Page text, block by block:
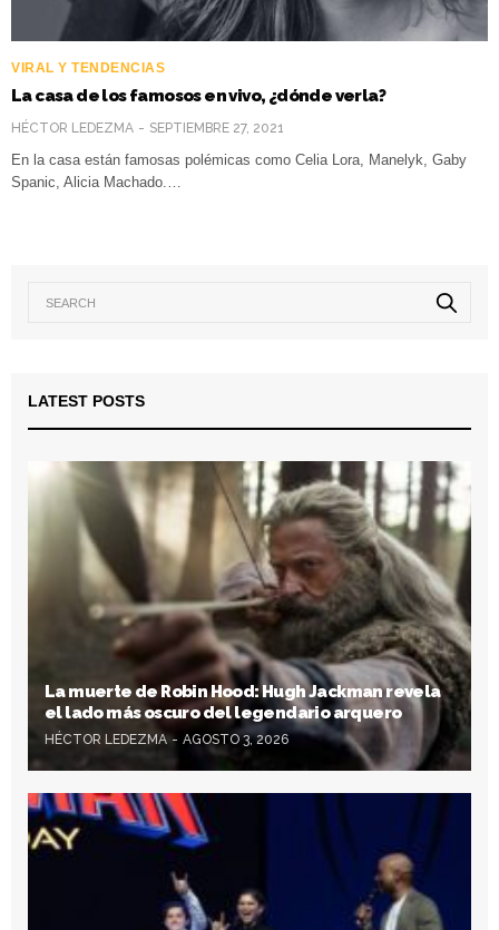
VIRAL Y TENDENCIAS
La casa de los famosos en vivo, ¿dónde verla?
HÉCTOR LEDEZMA SEPTIEMBRE 27, 2021
En la casa están famosas polémicas como Celia Lora, Manelyk, Gaby
Spanic, Alicia Machado.…
LATEST POSTS
La muerte de Robin Hood: Hugh Jackman revela
el lado más oscuro del legendario arquero
HÉCTOR LEDEZMA AGOSTO 3, 2026